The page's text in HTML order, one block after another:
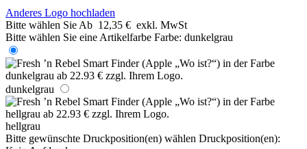
Anderes Logo hochladen
Bitte wählen Sie Ab 12,35 € exkl. MwSt
Bitte wählen Sie eine Artikelfarbe Farbe: dunkelgrau
dunkelgrau
hellgrau
Bitte gewünschte Druckposition(en) wählen Druckposition(en):